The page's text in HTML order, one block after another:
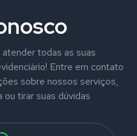
todas as suas
Entre em contato
sobre nossos serviços,
ou tirar suas dúvidas